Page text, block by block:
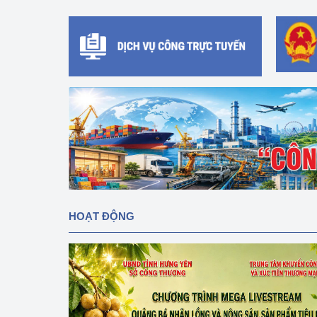
Khoa học, công
Thông báo
Bảo vệ môi trường
Bảo vệ nền tảng tư
Doanh nghiệp -
Thị trường trong
Ngành Công
HOẠT ĐỘNG